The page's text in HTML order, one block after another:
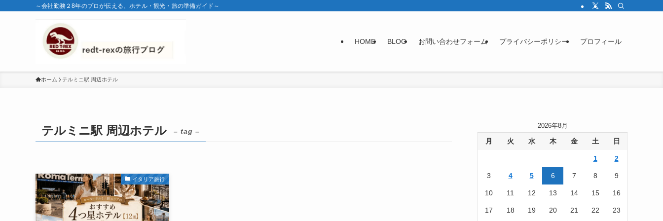
～会社勤務２8年のプロが伝える、ホテル・観光・旅の準備ガイド～
HOME BLOG お問い合わせフォーム プライバシーポリシー プロフィール
ホーム テルミニ駅 周辺ホテル
テルミニ駅 周辺ホテル – tag –
イタリア旅行
2026年8月
月 火 水 木 金 土 日
1 2
3 4 5 6 7 8 9
10 11 12 13 14 15 16
17 18 19 20 21 22 23